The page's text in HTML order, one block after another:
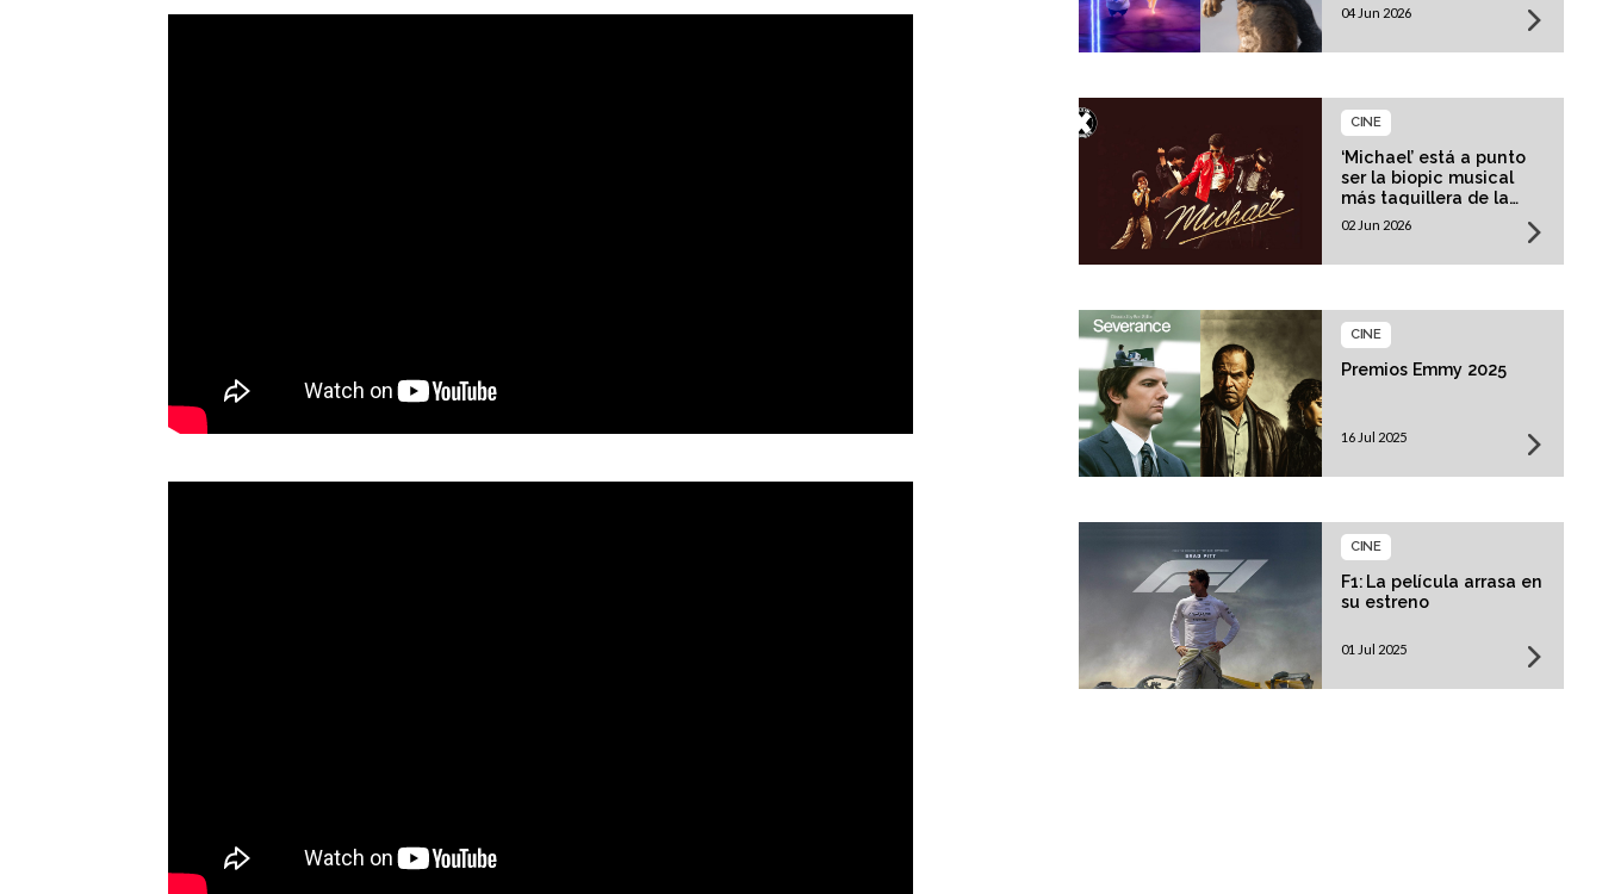
04 Jun 2026
‘Michael’ está a punto
ser la biopic musical
más taquillera de la
historia
CINE
02 Jun 2026
Premios Emmy 2025
CINE
16 Jul 2025
F1: La película arrasa en
su estreno
CINE
01 Jul 2025